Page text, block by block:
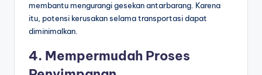
membantu mengurangi gesekan antarbarang. Karena
itu, potensi kerusakan selama transportasi dapat
diminimalkan.
4. Mempermudah Proses